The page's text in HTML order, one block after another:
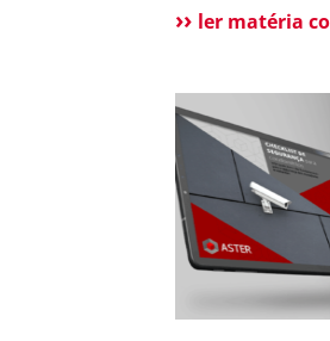
seus moradores.
ler matéria